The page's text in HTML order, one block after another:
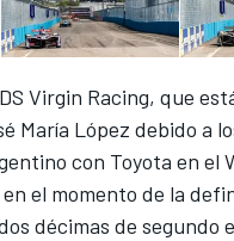
Virgin Racing, que
María López debido a
con Toyota en el
el momento de la
décimas de segundo